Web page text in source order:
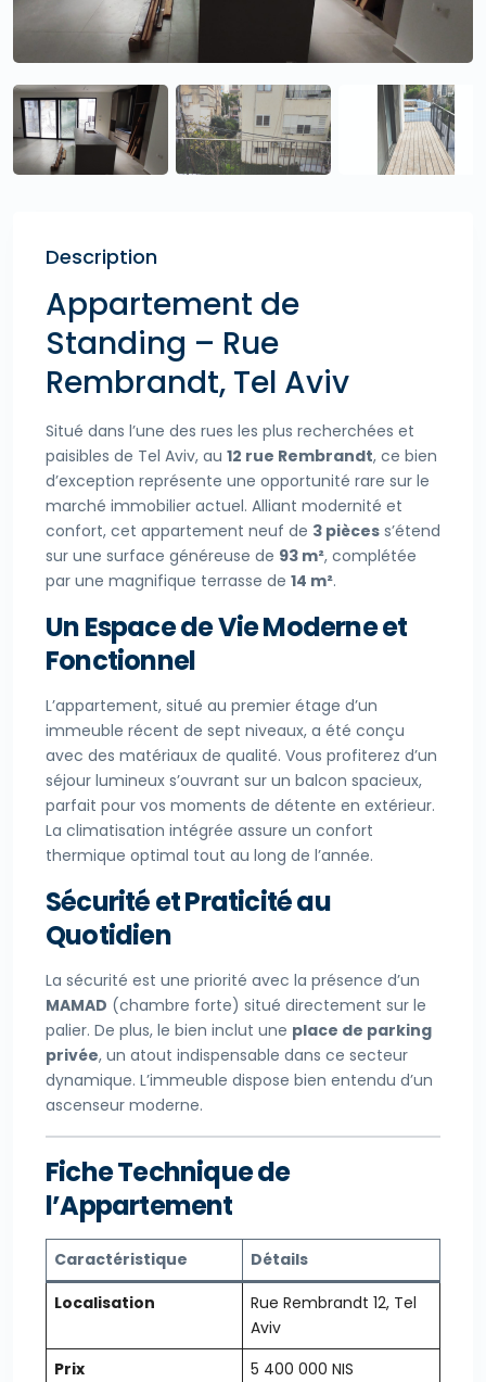
Description
Appartement de
Standing – Rue
Rembrandt, Tel Aviv
Situé dans l’une des rues les plus recherchées et
paisibles de Tel Aviv, au 12 rue Rembrandt, ce bien
d’exception représente une opportunité rare sur le
marché immobilier actuel. Alliant modernité et
confort, cet appartement neuf de 3 pièces s’étend
sur une surface généreuse de 93 m², complétée
par une magnifique terrasse de 14 m².
Un Espace de Vie Moderne et
Fonctionnel
L’appartement, situé au premier étage d’un
immeuble récent de sept niveaux, a été conçu
avec des matériaux de qualité. Vous profiterez d’un
séjour lumineux s’ouvrant sur un balcon spacieux,
parfait pour vos moments de détente en extérieur.
La climatisation intégrée assure un confort
thermique optimal tout au long de l’année.
Sécurité et Praticité au
Quotidien
La sécurité est une priorité avec la présence d’un
MAMAD (chambre forte) situé directement sur le
palier. De plus, le bien inclut une place de parking
privée, un atout indispensable dans ce secteur
dynamique. L’immeuble dispose bien entendu d’un
ascenseur moderne.
Fiche Technique de
l’Appartement
Caractéristique
Détails
Localisation
Rue Rembrandt 12, Tel
Aviv
Prix
5 400 000 NIS